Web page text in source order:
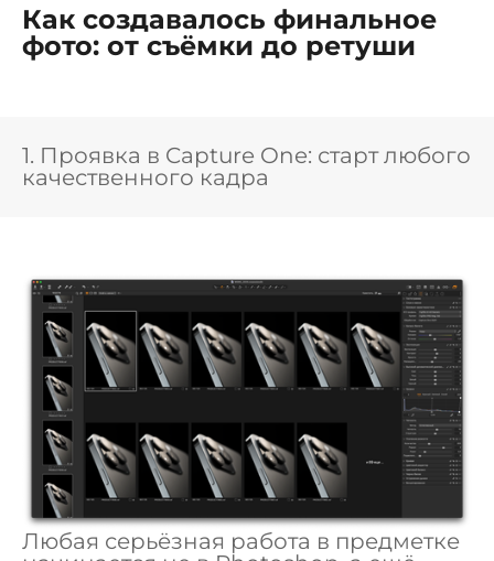
Как создавалось финальное
фото: от съёмки до ретуши
1. Проявка в Capture One: старт любого
качественного кадра
Любая серьёзная работа в предметке